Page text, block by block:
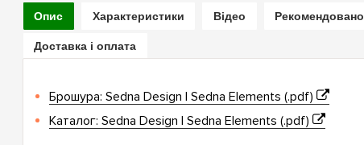
Опис Характеристики Відео Рекомендовано
Доставка і оплата
Брошура: Sedna Design | Sedna Elements (.pdf)
Каталог: Sedna Design | Sedna Elements (.pdf)